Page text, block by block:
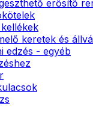
erősítő
keretek és
edzés - egyéb